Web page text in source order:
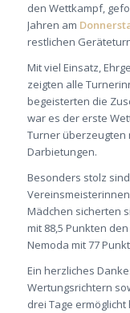
den Wettkampf,
Jahren am
restlichen
Mit viel Einsatz,
zeigten alle
begeisterten die
war es der erste
Turner überzeugten
Darbietungen.
Besonders stolz
Mädchen sicherten
mit 88,5 Punkten
Nemoda mit 77
Ein herzliches
Wertungsrichtern
drei Tage ermöglicht